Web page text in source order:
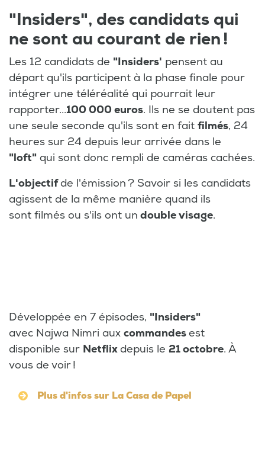
"Insiders", des candidats qui
ne sont au courant de rien !
Les 12 candidats de "Insiders' pensent au
départ qu'ils participent à la phase finale pour
intégrer une téléréalité qui pourrait leur
rapporter...100 000 euros. Ils ne se doutent pas
une seule seconde qu'ils sont en fait filmés, 24
heures sur 24 depuis leur arrivée dans le
"loft" qui sont donc rempli de caméras cachées.
L'objectifde l'émission ? Savoir si les candidats
agissent de la même manière quand ils
sont filmés ou s'ils ont un double visage.
Développée en 7 épisodes, "Insiders"
avec Najwa Nimri aux commandesest
disponible sur Netflixdepuis le 21 octobre. À
vous de voir !
Plus d'infos sur La Casa de Papel